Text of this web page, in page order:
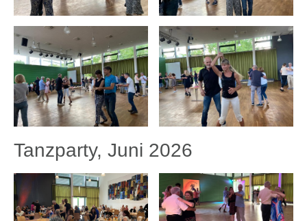
Tanzparty, Juni 2026